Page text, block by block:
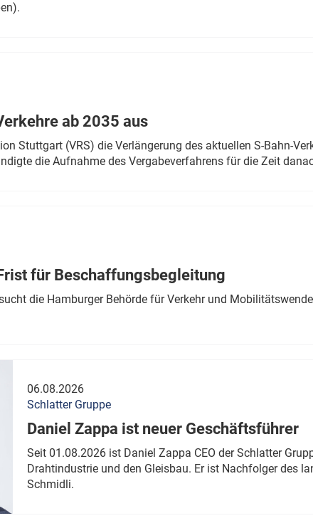
ab 2035 aus
Stuttgart (VRS) die Verlängerung des aktuellen S-Bahn-
die Aufnahme des Vergabeverfahrens für die Zeit
für Beschaffungsbegleitung
die Hamburger Behörde für Verkehr und
06.08.2026
Schlatter Gruppe
Daniel Zappa ist neuer Geschäftsführer
Seit 01.08.2026 ist Daniel Zappa CEO der Schlatter
Drahtindustrie und den Gleisbau. Er ist Nachfolger des
Schmidli.